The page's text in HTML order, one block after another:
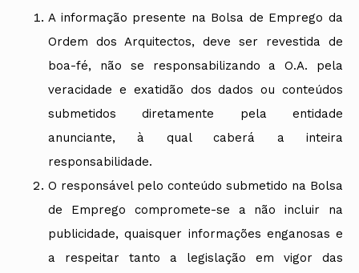
A informação presente na Bolsa de Emprego da
Ordem dos Arquitectos, deve ser revestida de
boa-fé, não se responsabilizando a O.A. pela
veracidade e exatidão dos dados ou conteúdos
submetidos diretamente pela entidade
anunciante, à qual caberá a inteira
responsabilidade.
O responsável pelo conteúdo submetido na Bolsa
de Emprego compromete-se a não incluir na
publicidade, quaisquer informações enganosas e
a respeitar tanto a legislação em vigor das